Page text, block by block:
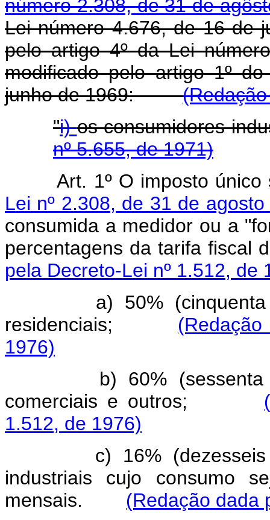
número 2.308, de 31 de
Lei número 4.676, de 16 de
pelo artigo 4º da Lei
modificado pelo artigo 1º
junho de 1969:
"i)os consumidores
nº 5.655, de 1971)
Art. 1º O imposto
Lei nº 2.308, de 31 de
consumida a medidor ou a
percentagens da tarifa
pela Decreto-Lei nº 1.512, de
a) 50%
residenciais;
1976)
b) 60%
comerciais e outros;
1.512, de 1976)
c) 16%
industriais cujo consumo
mensais. (Redação dada